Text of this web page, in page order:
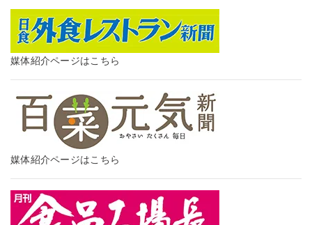
媒体紹介ページはこちら
媒体紹介ページはこちら